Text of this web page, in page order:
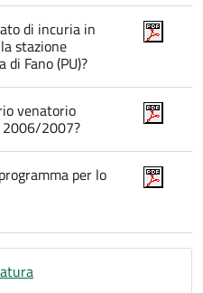
di incuria in
stazione
Fano (PU)?
venatorio
2006/2007?
per lo